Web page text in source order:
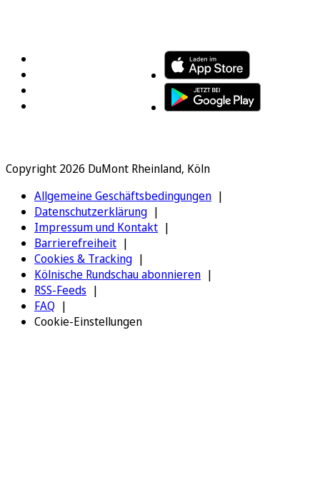
Copyright 2026 DuMont Rheinland, Köln
Allgemeine Geschäftsbedingungen
Datenschutzerklärung
Impressum und Kontakt
Barrierefreiheit
Cookies & Tracking
Kölnische Rundschau abonnieren
RSS-Feeds
FAQ
Cookie-Einstellungen